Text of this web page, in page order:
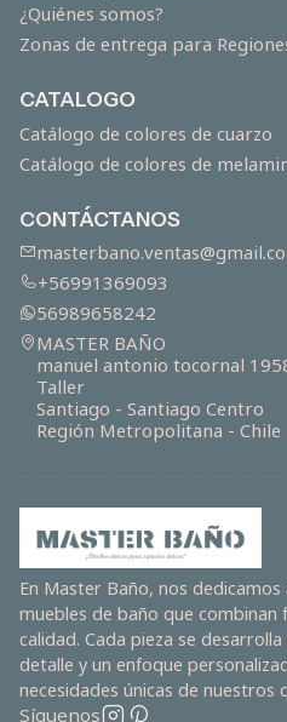
¿Quiénes somos?
Zonas de entrega para
CATALOGO
Catálogo de colores de cuarzo
Catálogo de colores de
CONTÁCTANOS
+56991369093
56989658242
MASTER BAÑO
manuel antonio tocornal
Taller
Santiago - Santiago Centro
Región Metropolitana - Chile
En Master Baño, nos
muebles de baño que combinan
calidad. Cada pieza se
detalle y un enfoque
necesidades únicas de nuestros
Síguenos